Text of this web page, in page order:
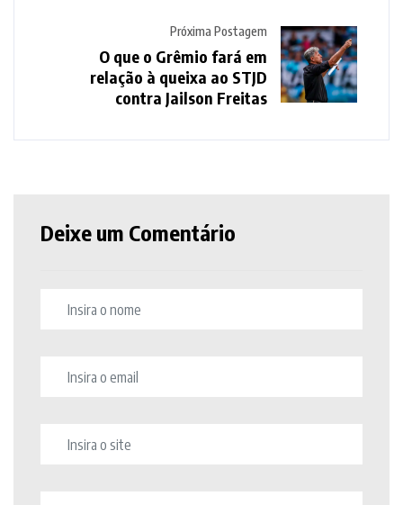
Próxima Postagem
O que o Grêmio fará em
relação à queixa ao STJD
contra Jailson Freitas
Deixe um Comentário